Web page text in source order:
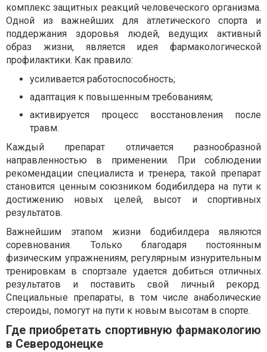
комплекс защитных реакций человеческого организма.
Одной из важнейших для атлетического спорта и
поддержания здоровья людей, ведущих активный
образ жизни, является идея фармакологической
профилактики. Как правило:
усиливается работоспособность;
адаптация к повышенным требованиям;
активируется процесс восстановления после
травм.
Каждый препарат отличается разнообразной
направленностью в применении. При соблюдении
рекомендации специалиста и тренера, такой препарат
становится ценным союзником бодибилдера на пути к
достижению новых целей, высот и спортивных
результатов.
Важнейшим этапом жизни бодибилдера являются
соревнования. Только благодаря постоянным
физическим упражнениям, регулярным изнурительным
тренировкам в спортзале удается добиться отличных
результатов и поставить свой личный рекорд.
Специальные препараты, в том числе анаболические
стероиды, помогут на пути к новым высотам в спорте.
Где приобретать спортивную фармакологию
в Северодонецке